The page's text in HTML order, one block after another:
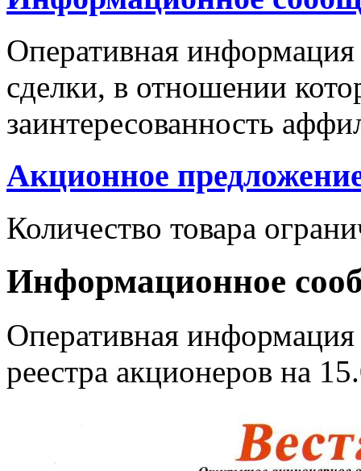
Оперативная
сделки, в отношении
заинтересованность
Акционное
Количество товара
Информационное
Оперативная
реестра акционеров на